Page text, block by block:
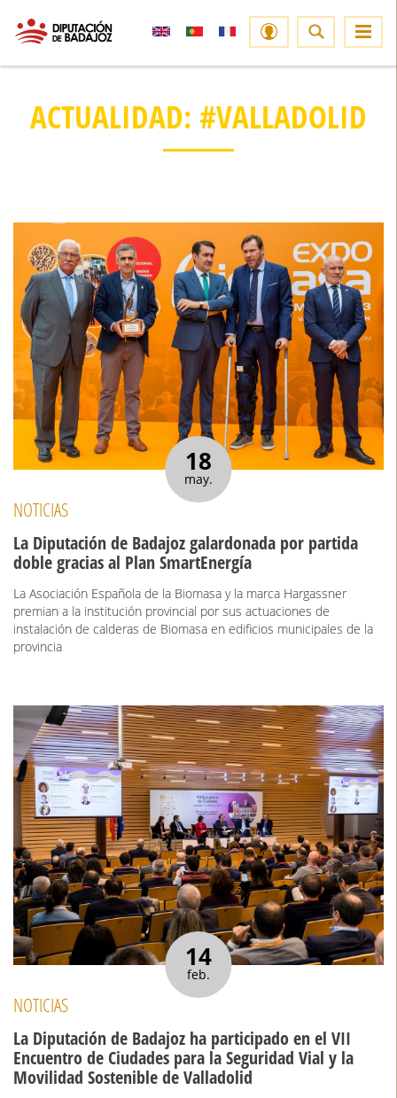
ACTUALIDAD: #VALLADOLID
18
may.
NOTICIAS
La Diputación de Badajoz galardonada por partida
doble gracias al Plan SmartEnergía
La Asociación Española de la Biomasa y la marca Hargassner
premian a la institución provincial por sus actuaciones de
instalación de calderas de Biomasa en edificios municipales de la
provincia
14
feb.
NOTICIAS
La Diputación de Badajoz ha participado en el VII
Encuentro de Ciudades para la Seguridad Vial y la
Movilidad Sostenible de Valladolid